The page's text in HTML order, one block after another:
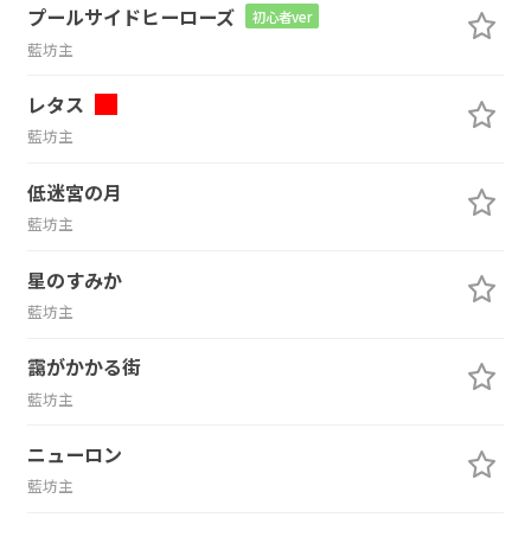
プールサイドヒーローズ 初心者ver
藍坊主
レタス
藍坊主
低迷宮の月
藍坊主
星のすみか
藍坊主
靄がかかる街
藍坊主
ニューロン
藍坊主